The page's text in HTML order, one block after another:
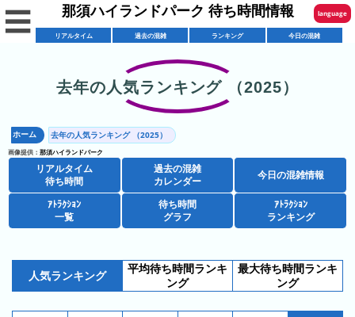
ア
ル
タ
時
間
混
雑
ー
カ
レ
ン
ト
ラ
ン
一
ョ
ッ
プ
ア
ト
English
한국어
ภาษาไทย
日本語
☰ 那須ハイランドパーク 待ち時間情報 language
リアルタイム 過去の混雑 ランキング 今日の混雑
去年の人気ランキング （2025）
ホーム 去年の人気ランキング （2025）
画像提供： 那須ハイランドパーク
リアルタイム
待ち時間
過去の混雑
カレンダー
今日の混雑情報
ｱﾄﾗｸｼｮﾝ
一覧
待ち時間
グラフ
ｱﾄﾗｸｼｮﾝ
ランキング
人気ランキング
平均待ち時間ランキ
ング
最大待ち時間ランキ
ング